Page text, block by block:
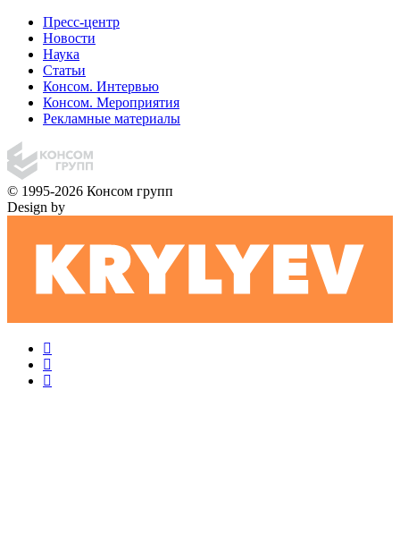
Пресс-центр
Новости
Наука
Статьи
Консом. Интервью
Консом. Мероприятия
Рекламные материалы
© 1995-2026 Консом групп
Design by